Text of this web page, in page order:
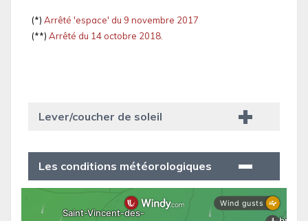
(*) Arrêté 'espace' du 9 novembre 2017
(**) Arrêté du 14 octobre 2018.
Lever/coucher de soleil
Les conditions météorologiques